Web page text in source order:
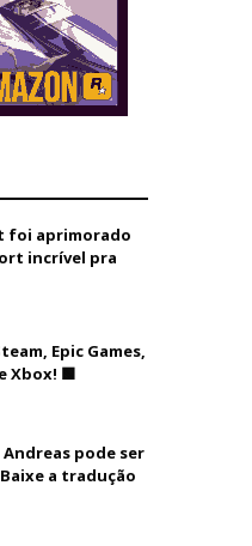
foi aprimorado
incrível pra
Epic Games,
Xbox! 🟩
Andreas pode ser
a tradução